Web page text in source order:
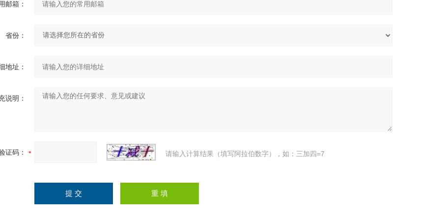
邮箱：
省份：
地址：
说明：
证码： 请输入计算结果（填写阿拉伯数字），如：三加四=7